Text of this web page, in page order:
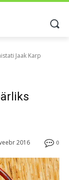
Jaak Karp
0
2016